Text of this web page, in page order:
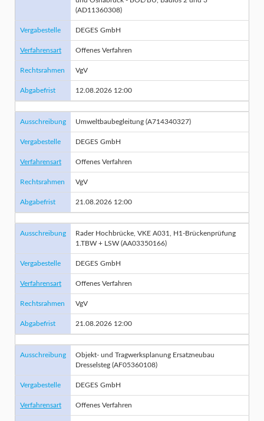
(AD11360308)
Vergabestelle DEGES GmbH
Verfahrensart Offenes Verfahren
Rechtsrahmen VgV
Abgabefrist 12.08.2026 12:00
Ausschreibung Umweltbaubegleitung (A714340327)
Vergabestelle DEGES GmbH
Verfahrensart Offenes Verfahren
Rechtsrahmen VgV
Abgabefrist 21.08.2026 12:00
Ausschreibung
Rader Hochbrücke, VKE A031, H1-Brückenprüfung
1.TBW + LSW (AA03350166)
Vergabestelle DEGES GmbH
Verfahrensart Offenes Verfahren
Rechtsrahmen VgV
Abgabefrist 21.08.2026 12:00
Ausschreibung
Objekt- und Tragwerksplanung Ersatzneubau
Dresselsteg (AF05360108)
Vergabestelle DEGES GmbH
Verfahrensart Offenes Verfahren